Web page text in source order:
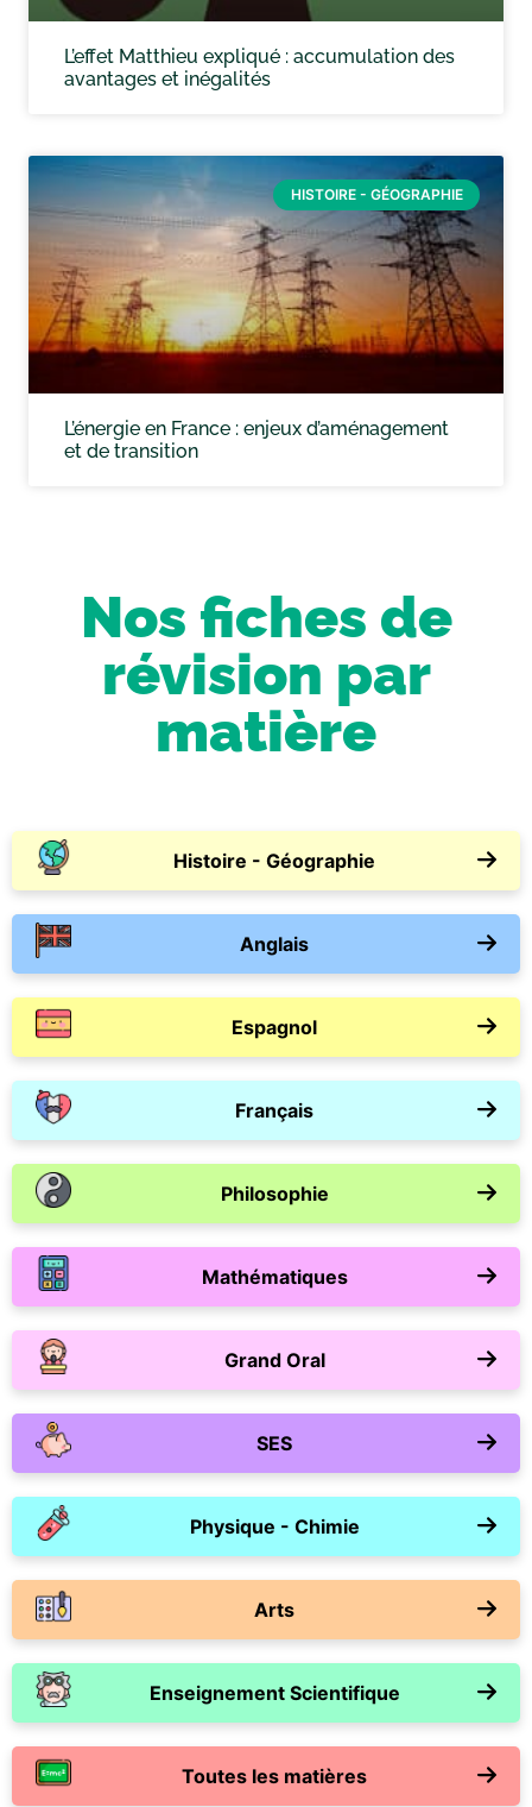
L’effet Matthieu expliqué : accumulation des
avantages et inégalités
HISTOIRE - GÉOGRAPHIE
L’énergie en France : enjeux d’aménagement
et de transition
Nos fiches de
révision par
matière
Histoire - Géographie
Anglais
Espagnol
Français
Philosophie
Mathématiques
Grand Oral
SES
Physique - Chimie
Arts
Enseignement Scientifique
Toutes les matières